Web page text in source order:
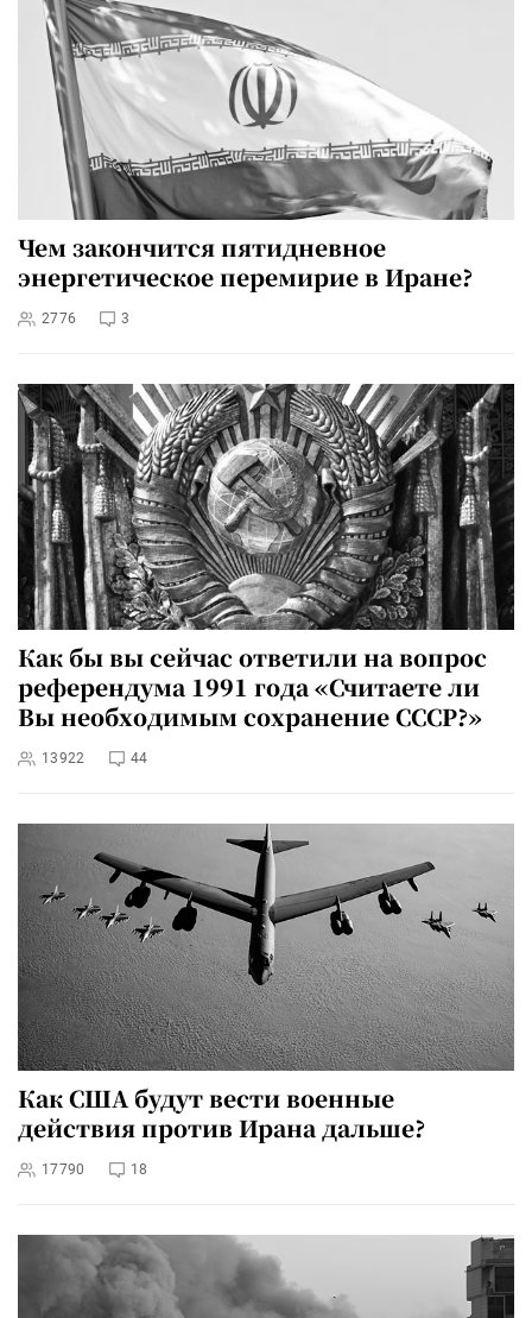
Чем закончится пятидневное
энергетическое перемирие в Иране?
2776 3
Как бы вы сейчас ответили на вопрос
референдума 1991 года «Считаете ли
Вы необходимым сохранение СССР?»
13922 44
Как США будут вести военные
действия против Ирана дальше?
17790 18